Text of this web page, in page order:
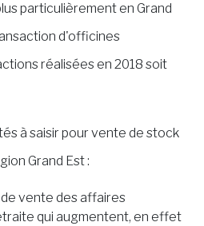
particulièrement en Grand
d'officines
réalisées en 2018 soit
à saisir pour vente de stock
Grand Est :
vente des affaires
qui augmentent, en effet